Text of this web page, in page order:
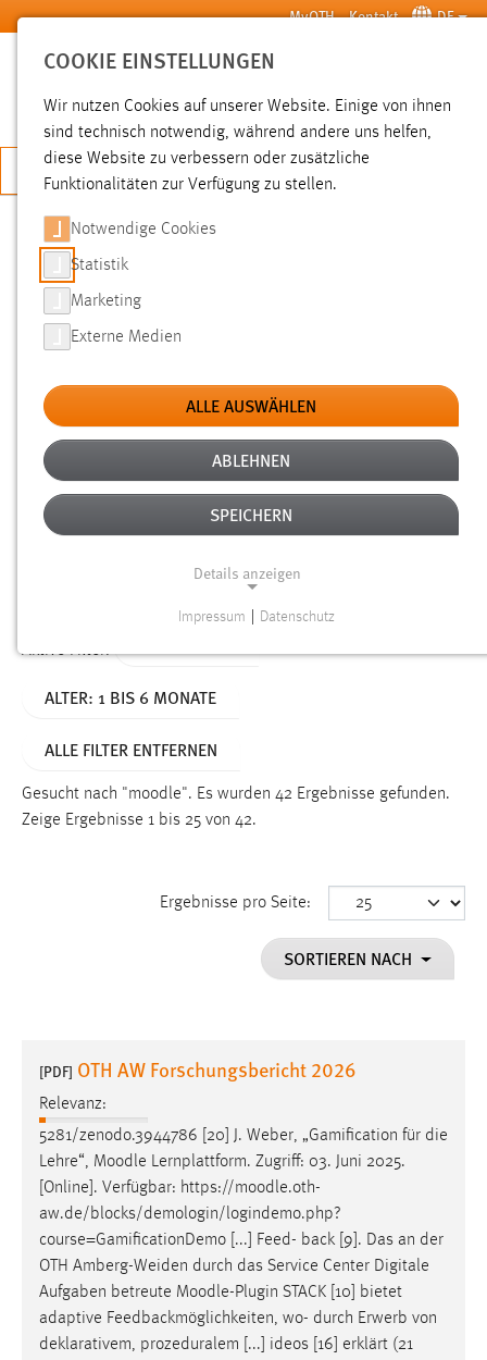
Zum Hauptinhalt springen MyOTH Kontakt DE
SUCHE
JETZT BEWERBEN
SUCHE
FILTER
Typ
Erstellungsdatum
Alter
Aktive Filter:
ALTER: 1 BIS 6 MONATE
ALLE FILTER ENTFERNEN
Gesucht nach "moodle". Es wurden 42 Ergebnisse gefunden.
Zeige Ergebnisse 1 bis 25 von 42.
Ergebnisse pro Seite:
SORTIEREN NACH
[PDF] OTH AW Forschungsbericht 2026
Relevanz:
5281/zenodo.3944786 [20] J. Weber, „Gamification für die
Lehre“, Moodle Lernplattform. Zugriff: 03. Juni 2025.
[Online]. Verfügbar: https://moodle.oth-
aw.de/blocks/demologin/logindemo.php?
course=GamificationDemo [...] Feed- back [9]. Das an der
OTH Amberg-Weiden durch das Service Center Digitale
Aufgaben betreute Moodle-Plugin STACK [10] bietet
adaptive Feedbackmöglichkeiten, wo- durch Erwerb von
deklarativem, prozeduralem [...] ideos [16] erklärt (21
COOKIE EINSTELLUNGEN
Wir nutzen Cookies auf unserer Website. Einige von ihnen
sind technisch notwendig, während andere uns helfen,
diese Website zu verbessern oder zusätzliche
Funktionalitäten zur Verfügung zu stellen.
Notwendige Cookies
Statistik
Marketing
Externe Medien
ALLE AUSWÄHLEN
ABLEHNEN
SPEICHERN
Details anzeigen
Funktionen und sind für die einwandfreie Funktion der
Name:
Dieser Cookie speichert die ausgewählten Einverständnis-
Performance
Name:
staticfilecache
Zweck:
Für performante Seitenauslieferung wird in diesem Cookie
gespeichert, ob man eingeloggt ist.
Sprachpräferenz
Name:
site-language-preference
Impressum Datenschutz